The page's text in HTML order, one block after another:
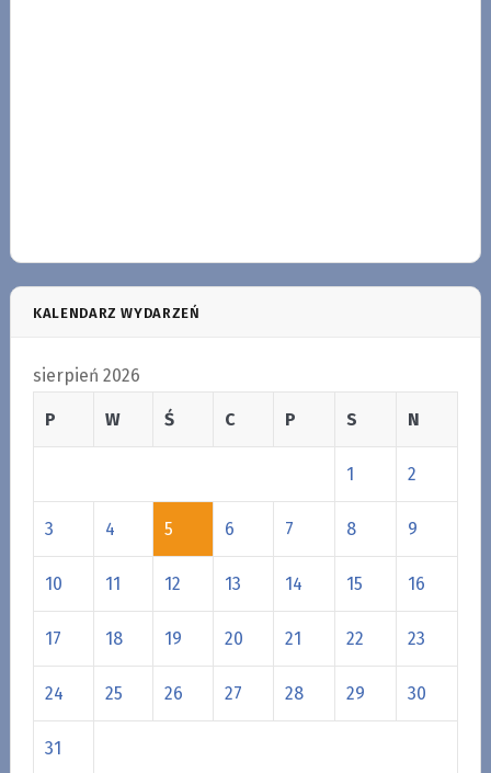
KALENDARZ WYDARZEŃ
sierpień 2026
P W Ś C P S N
1 2
3 4 5 6 7 8 9
10 11 12 13 14 15 16
17 18 19 20 21 22 23
24 25 26 27 28 29 30
31